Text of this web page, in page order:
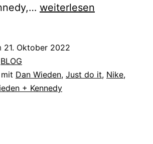
Danke,
weiterlesen
21. Oktober 2022
BLOG
Dan Wieden, Just do it, Nike,
+ Kennedy